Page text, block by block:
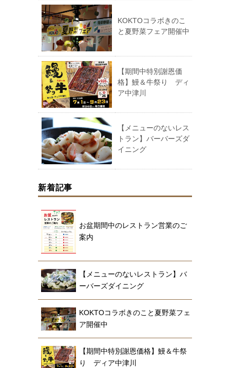
KOKTOコラボきのこ
と夏野菜フェア開催中
【期間中特別謝恩価
格】鰻＆牛祭り ディ
ア中津川
【メニューのないレス
トラン】バーバーズダ
イニング
新着記事
お盆期間中のレストラン営業のご
案内
【メニューのないレストラン】バ
ーバーズダイニング
KOKTOコラボきのこと夏野菜フェ
ア開催中
【期間中特別謝恩価格】鰻＆牛祭
り ディア中津川